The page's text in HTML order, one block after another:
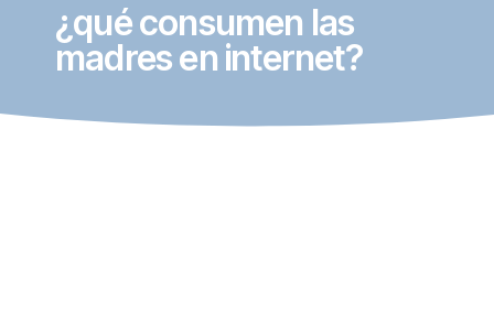
¿qué consumen las
madres en internet?